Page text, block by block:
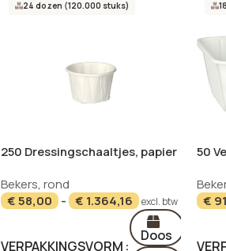
24 dozen (120.000 stuks)
NIEUW
250 Dressingschaaltjes, papier
wit
Bekers, rond
€58,00 - € 1.364,16 excl. btw
VERPAKKINGSVORM
Doos
50
€